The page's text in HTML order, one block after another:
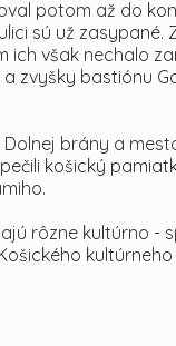
potom až do
sú už
ich však nechalo
zvyšky bastiónu
brány a
košický
rôzne kultúrno -
kultúrneho